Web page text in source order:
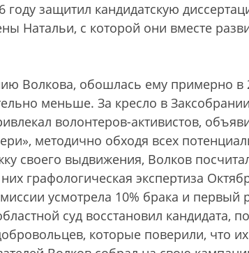
году защитил кандидатскую
Натальи, с которой они вместе
Волкова, обошлась ему примерно в
меньше. За кресло в
волонтеров-активистов,
методично обходя всех
своего выдвижения, Волков
графологическая экспертиза
усмотрела 10% брака и первый
суд восстановил кандидата,
которые поверили, что их